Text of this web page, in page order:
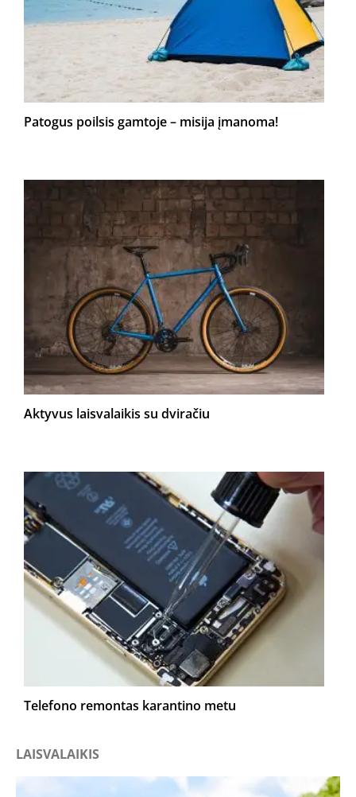
Patogus poilsis gamtoje – misija įmanoma!
Aktyvus laisvalaikis su dviračiu
Telefono remontas karantino metu
LAISVALAIKIS